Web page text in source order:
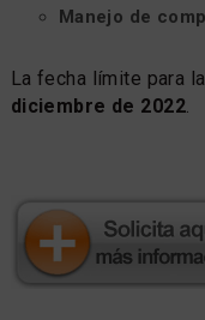
Manejo de
La fecha límite para
diciembre de 2022